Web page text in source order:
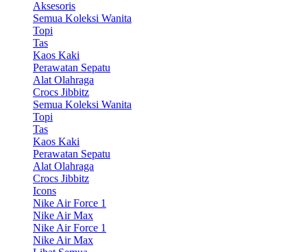
Aksesoris
Semua Koleksi Wanita
Topi
Tas
Kaos Kaki
Perawatan Sepatu
Alat Olahraga
Crocs Jibbitz
Semua Koleksi Wanita
Topi
Tas
Kaos Kaki
Perawatan Sepatu
Alat Olahraga
Crocs Jibbitz
Icons
Nike Air Force 1
Nike Air Max
Nike Air Force 1
Nike Air Max